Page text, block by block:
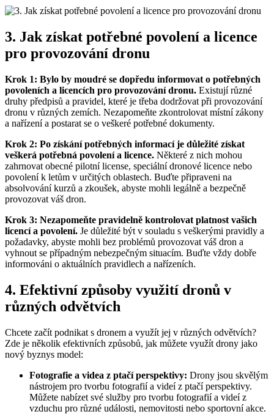
3. Jak získat potřebné povolení a licence
pro provozování dronu
Krok 1: Bylo by moudré se dopředu informovat o potřebných
povoleních a licencích pro provozování dronu. Existují různé
druhy předpisů a pravidel, které je třeba dodržovat při provozování
dronu v různých zemích. Nezapomeňte zkontrolovat místní zákony
a nařízení a postarat se o veškeré potřebné dokumenty.
Krok 2: Po získání potřebných informací je důležité získat
veškerá potřebná povolení a licence. Některé z nich mohou
zahrnovat obecné pilotní license, speciální dronové licence nebo
povolení k letům v určitých oblastech. Buďte připraveni na
absolvování kurzů a zkoušek, abyste mohli legálně a bezpečně
provozovat váš dron.
Krok 3: Nezapomeňte pravidelně kontrolovat platnost vašich
licencí a povolení. Je důležité být v souladu s veškerými pravidly a
požadavky, abyste mohli bez problémů provozovat váš dron a
vyhnout se případným nebezpečným situacím. Buďte vždy dobře
informováni o aktuálních pravidlech a nařízeních.
4. Efektivní způsoby využití dronů v
různých odvětvích
Chcete začít podnikat s dronem a využít jej v různých odvětvích?
Zde je několik efektivních způsobů, jak můžete využít drony jako
nový byznys model:
Fotografie a videa z ptačí perspektivy: Drony jsou skvělým
nástrojem pro tvorbu fotografií a videí z ptačí perspektivy.
Můžete nabízet své služby pro tvorbu fotografií a videí z
vzduchu pro různé události, nemovitosti nebo sportovní akce.